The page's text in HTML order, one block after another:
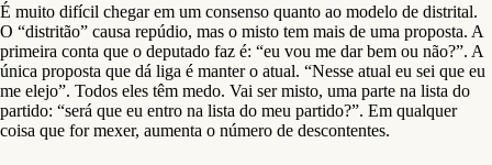
É muito difícil chegar em um consenso quanto ao modelo de distrital.
O “distritão” causa repúdio, mas o misto tem mais de uma proposta. A
primeira conta que o deputado faz é: “eu vou me dar bem ou não?”. A
única proposta que dá liga é manter o atual. “Nesse atual eu sei que eu
me elejo”. Todos eles têm medo. Vai ser misto, uma parte na lista do
partido: “será que eu entro na lista do meu partido?”. Em qualquer
coisa que for mexer, aumenta o número de descontentes.